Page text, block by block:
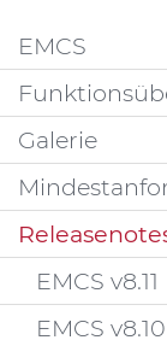
EMCS
Galerie
EMCS v8.11
EMCS v8.10